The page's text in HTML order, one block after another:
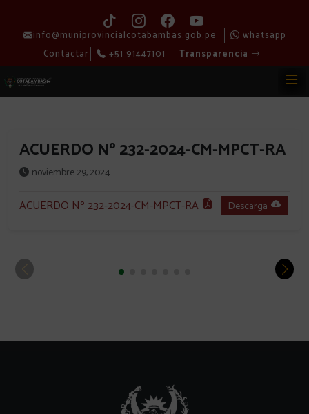
info@muniprovincialcotabambas.gob.pe
whatsapp
Contactar
+51 91447101 Transparencia
ACUERDO Nº 232-2024-CM-MPCT-RA
noviembre 29, 2024
ACUERDO Nº 232-2024-CM-MPCT-RA Descarga